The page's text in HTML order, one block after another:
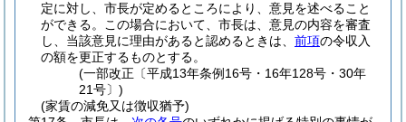
定に対し、市長が定めるところにより、意見を述べること
ができる。
この場合において、市長は、意見の内容を審査
し、当該意見に理由があると認めるときは、 前項の令収入
の額を更正するものとする。
(一部改正〔平成13年条例16号・16年128号・30年
21号〕)
(家賃の減免又は徴収猶予)